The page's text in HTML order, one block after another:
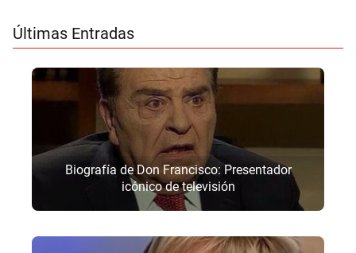
Últimas Entradas
Biografía de Don Francisco: Presentador
icónico de televisión